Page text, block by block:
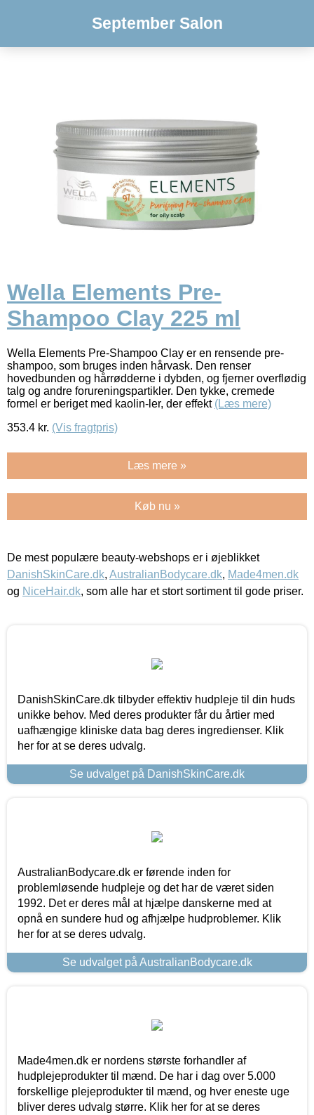
September Salon
Wella Elements Pre-
Shampoo Clay 225 ml
Wella Elements Pre-Shampoo Clay er en rensende pre-
shampoo, som bruges inden hårvask. Den renser
hovedbunden og hårrødderne i dybden, og fjerner overflødig
talg og andre forureningspartikler. Den tykke, cremede
formel er beriget med kaolin-ler, der effekt (Læs mere)
353.4 kr. (Vis fragtpris)
Læs mere »
Køb nu »
De mest populære beauty-webshops er i øjeblikket
DanishSkinCare.dk, AustralianBodycare.dk, Made4men.dk
og NiceHair.dk, som alle har et stort sortiment til gode priser.
DanishSkinCare.dk tilbyder effektiv hudpleje til din huds
unikke behov. Med deres produkter får du årtier med
uafhængige kliniske data bag deres ingredienser. Klik
her for at se deres udvalg.
Se udvalget på DanishSkinCare.dk
AustralianBodycare.dk er førende inden for
problemløsende hudpleje og det har de været siden
1992. Det er deres mål at hjælpe danskerne med at
opnå en sundere hud og afhjælpe hudproblemer. Klik
her for at se deres udvalg.
Se udvalget på AustralianBodycare.dk
Made4men.dk er nordens største forhandler af
hudplejeprodukter til mænd. De har i dag over 5.000
forskellige plejeprodukter til mænd, og hver eneste uge
bliver deres udvalg større. Klik her for at se deres